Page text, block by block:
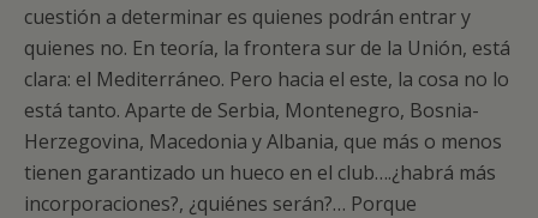
cuestión a determinar es quienes podrán entrar y
quienes no. En teoría, la frontera sur de la Unión, está
clara: el Mediterráneo. Pero hacia el este, la cosa no lo
está tanto. Aparte de Serbia, Montenegro, Bosnia-
Herzegovina, Macedonia y Albania, que más o menos
tienen garantizado un hueco en el club….¿habrá más
incorporaciones?, ¿quiénes serán?… Porque